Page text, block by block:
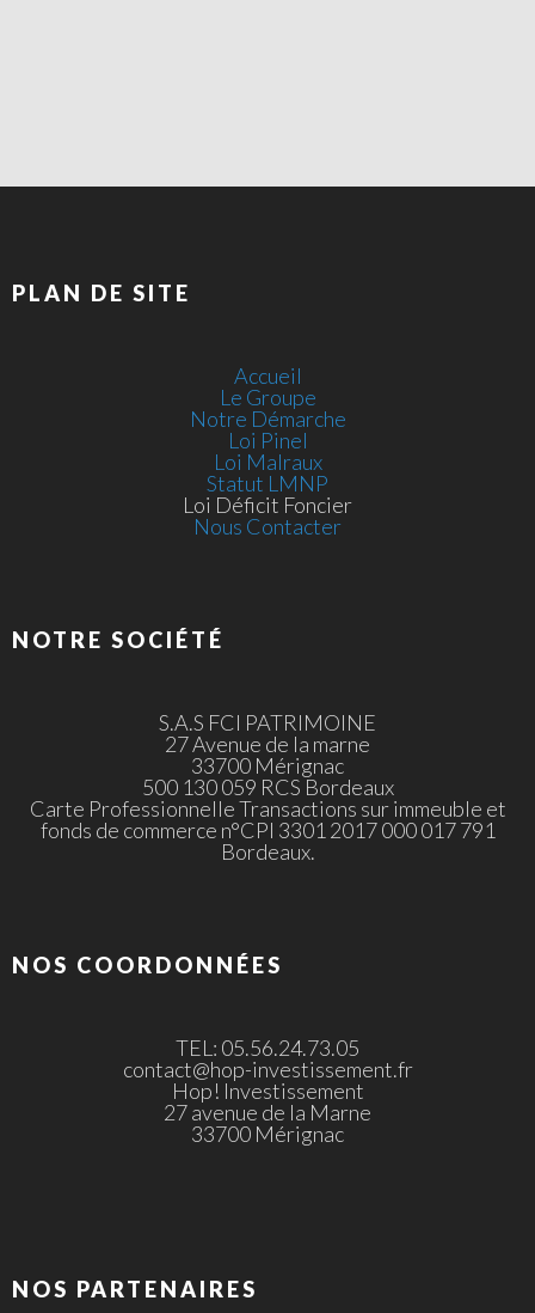
PLAN DE SITE
Accueil
Le Groupe
Notre Démarche
Loi Pinel
Loi Malraux
Statut LMNP
Loi Déficit Foncier
Nous Contacter
NOTRE SOCIÉTÉ
S.A.S FCI PATRIMOINE
27 Avenue de la marne
33700 Mérignac
500 130 059 RCS Bordeaux
Carte Professionnelle Transactions sur immeuble et
fonds de commerce n°CPI 3301 2017 000 017 791
Bordeaux.
NOS COORDONNÉES
TEL: 05.56.24.73.05
contact@hop-investissement.fr
Hop! Investissement
27 avenue de la Marne
33700 Mérignac
NOS PARTENAIRES